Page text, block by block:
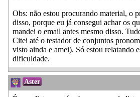
Obs: não estou procurando material, o
disso, porque eu já consegui achar os
mandei o email antes mesmo disso.
Citei até o testador de conjuntos
visto ainda e amei). Só estou relatando
dificuldade.
Aster